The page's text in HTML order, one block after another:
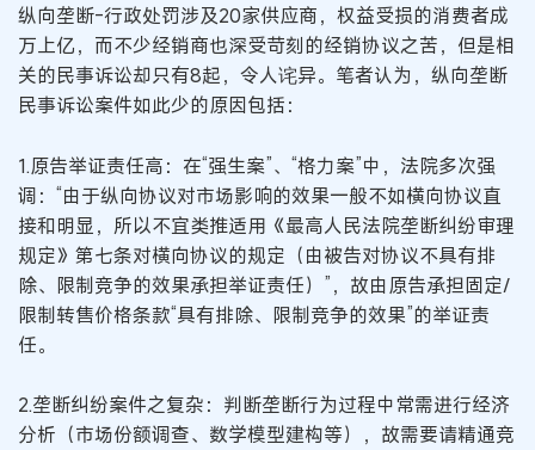
纵向垄断-行政处罚涉及20家供应商，权益受损的消费者成
万上亿，而不少经销商也深受苛刻的经销协议之苦，但是相
关的民事诉讼却只有8起，令人诧异。笔者认为，纵向垄断
民事诉讼案件如此少的原因包括：
1.原告举证责任高：在“强生案”、“格力案”中，法院多次强
调：“由于纵向协议对市场影响的效果一般不如横向协议直
接和明显，所以不宜类推适用《最高人民法院垄断纠纷审理
规定》第七条对横向协议的规定（由被告对协议不具有排
除、限制竞争的效果承担举证责任）”，故由原告承担固定/
限制转售价格条款“具有排除、限制竞争的效果”的举证责
任。
2.垄断纠纷案件之复杂：判断垄断行为过程中常需进行经济
分析（市场份额调查、数学模型建构等），故需要请精通竞